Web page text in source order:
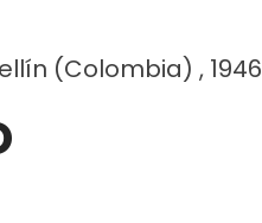
(Colombia) , 1946